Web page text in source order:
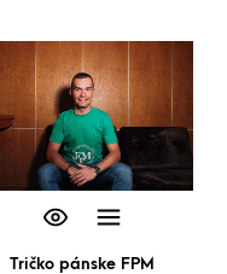
Tričko pánske FPM